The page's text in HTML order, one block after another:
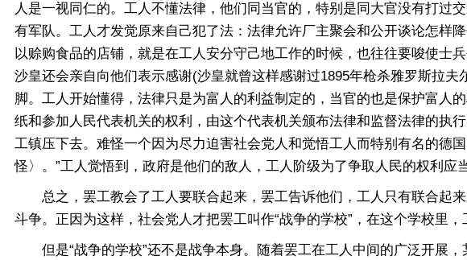
人是一视同仁的。工人不懂法律，他们同当官的，特别是同大官没有打
有军队。工人才发觉原来自己犯了法：法律允许厂主聚会和公开谈论怎样
以赊购食品的店铺，就是在工人安分守己地工作的时候，也往往要唆使士
沙皇还会亲自向他们表示感谢(沙皇就曾这样感谢过1895年枪杀雅罗斯拉
脚。工人开始懂得，法律只是为富人的利益制定的，当官的也是保护富人
纸和参加人民代表机关的权利，由这个代表机关颁布法律和监督法律的执
工镇压下去。难怪一个因为尽力迫害社会党人和觉悟工人而特别有名的德
怪〉。”工人觉悟到，政府是他们的敌人，工人阶级为了争取人民的权利
总之，罢工教会了工人要联合起来，罢工告诉他们，工人只有联合起
斗争。正因为这样，社会党人才把罢工叫作“战争的学校”，在这个学校里
但是“战争的学校”还不是战争本身。随着罢工在工人中间的广泛开展，